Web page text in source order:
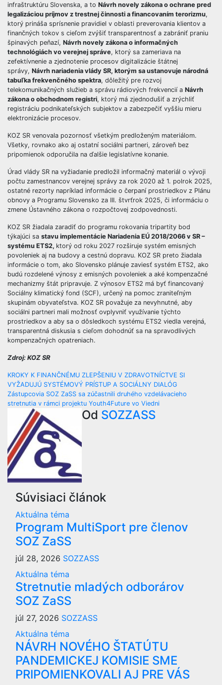
infraštruktúru Slovenska, a to Návrh novely zákona o ochrane pred
legalizáciou príjmov z trestnej činnosti a financovaním terorizmu,
ktorý prináša sprísnenie pravidiel v oblasti preverovania klientov a
finančných tokov s cieľom zvýšiť transparentnosť a zabrániť praniu
špinavých peňazí, Návrh novely zákona o informačných
technológiách vo verejnej správe, ktorý sa zameriava na
zefektívnenie a zjednotenie procesov digitalizácie štátnej
správy, Návrh nariadenia vlády SR, ktorým sa ustanovuje národná
tabuľka frekvenčného spektra, dôležitý pre rozvoj
telekomunikačných služieb a správu rádiových frekvencií a Návrh
zákona o obchodnom registri, ktorý má zjednodušiť a zrýchliť
registráciu podnikateľských subjektov a zabezpečiť vyššiu mieru
elektronizácie procesov.
KOZ SR venovala pozornosť všetkým predloženým materiálom.
Všetky, rovnako ako aj ostatní sociálni partneri, zároveň bez
pripomienok odporučila na ďalšie legislatívne konanie.
Úrad vlády SR na vyžiadanie predložil informačný materiál o vývoji
počtu zamestnancov verejnej správy za rok 2020 až 1. polrok 2025,
ostatné rezorty napríklad informácie o čerpaní prostriedkov z Plánu
obnovy a Programu Slovensko za III. štvrťrok 2025, či informáciu o
zmene Ústavného zákona o rozpočtovej zodpovednosti.
KOZ SR žiadala zaradiť do programu rokovania tripartity bod
týkajúci sa stavu implementácie Nariadenia EÚ 2018/2066 v SR –
systému ETS2, ktorý od roku 2027 rozširuje systém emisných
povoleniek aj na budovy a cestnú dopravu. KOZ SR preto žiadala
informácie o tom, ako Slovensko plánuje zaviesť systém ETS2, ako
budú rozdelené výnosy z emisných povoleniek a aké kompenzačné
mechanizmy štát pripravuje. Z výnosov ETS2 má byť financovaný
Sociálny klimatický fond (SCF), určený na pomoc zraniteľným
skupinám obyvateľstva. KOZ SR považuje za nevyhnutné, aby
sociálni partneri mali možnosť ovplyvniť využívanie týchto
prostriedkov a aby sa o dôsledkoch systému ETS2 viedla verejná,
transparentná diskusia s cieľom dohodnúť sa na spravodlivých
kompenzačných opatreniach.
Zdroj: KOZ SR
Navigácia
v
článku
KROKY K FINANČNÉMU ZLEPŠENIU V ZDRAVOTNÍCTVE SI
VYŽADUJÚ SYSTÉMOVÝ PRÍSTUP A SOCIÁLNY DIALÓG
Zástupcovia SOZ ZaSS sa zúčastnili druhého vzdelávacieho
stretnutia v rámci projektu Youth4Future vo Viedni
Od SOZZASS
Súvisiaci článok
Aktuálna téma
Program MultiSport pre členov
SOZ ZaSS
júl 28, 2026 SOZZASS
Aktuálna téma
Stretnutie mladých odborárov
SOZ ZaSS
júl 27, 2026 SOZZASS
Aktuálna téma
NÁVRH NOVÉHO ŠTATÚTU
PANDEMICKEJ KOMISIE SME
PRIPOMIENKOVALI AJ PRE VÁS